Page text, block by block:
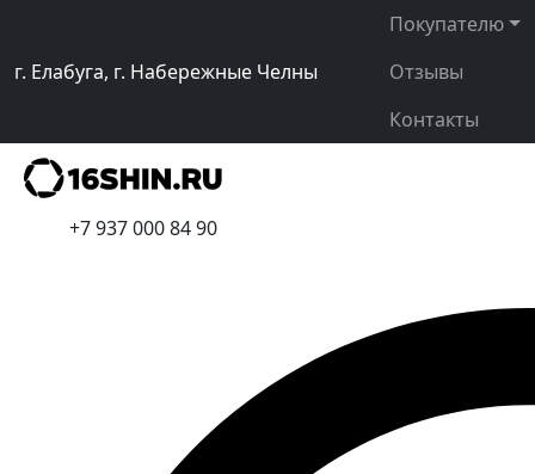
г. Елабуга, г. Набережные Челны
Покупателю
Отзывы
Контакты
+7 937 000 84 90